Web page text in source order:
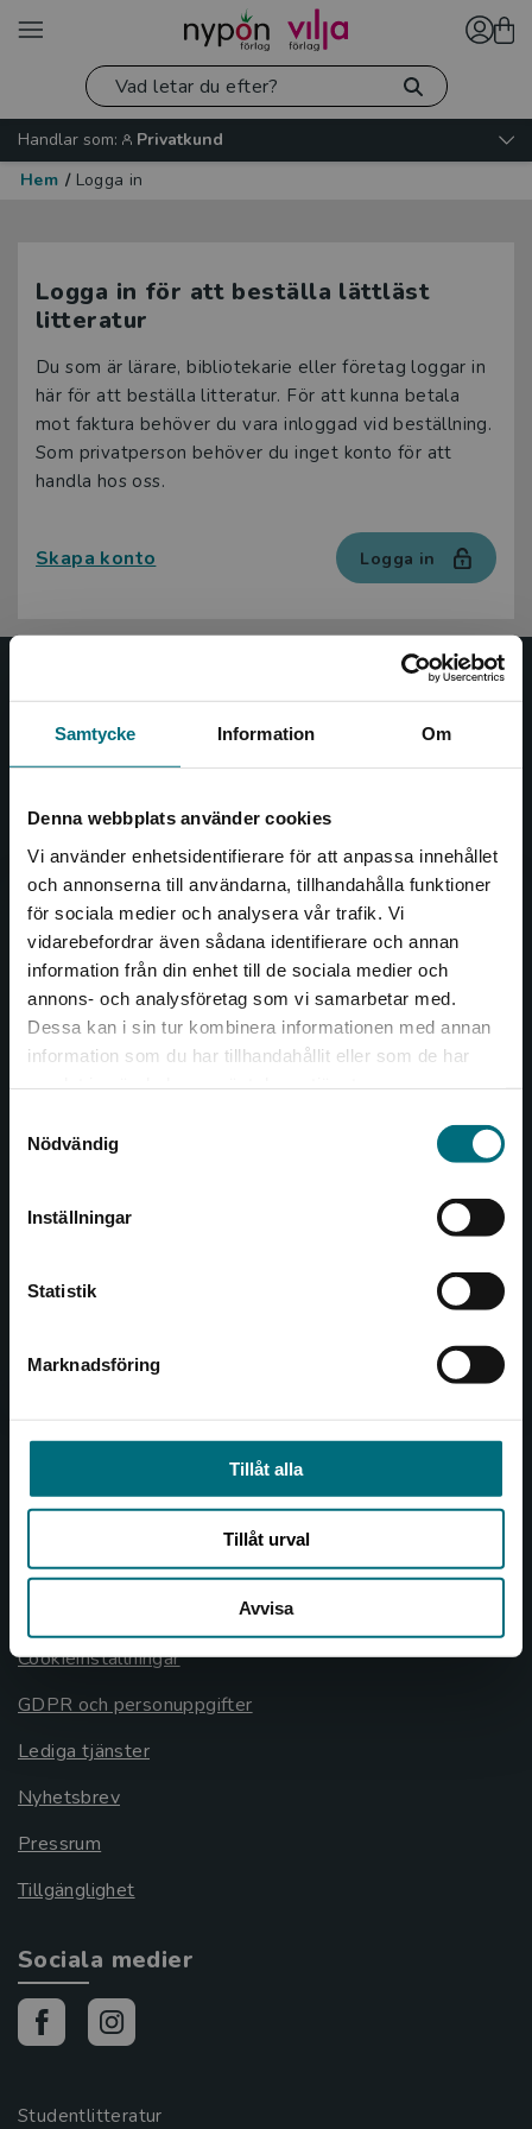
Samtycke Information Om
Denna webbplats använder cookies
Vi använder enhetsidentifierare för att anpassa innehållet
och annonserna till användarna, tillhandahålla funktioner
för sociala medier och analysera vår trafik. Vi
vidarebefordrar även sådana identifierare och annan
information från din enhet till de sociala medier och
annons- och analysföretag som vi samarbetar med.
Dessa kan i sin tur kombinera informationen med annan
information som du har tillhandahållit eller som de har
Nödvändig
Inställningar
Statistik
Marknadsföring
Tillåt alla
Tillåt urval
Avvisa
Begränsad fraktregion
Det verkar som att du besöker
Sverige. För att kunna slutföra ett köp måste
Handlar som:
Privatkund
Hem / Logga in
Logga in för att beställa lättläst
litteratur
Du som är lärare, bibliotekarie eller företag loggar in
här för att beställa litteratur. För att kunna betala
mot faktura behöver du vara inloggad vid beställning.
Som privatperson behöver du inget konto för att
handla hos oss.
Skapa konto Logga in
Nypon och Vilja
Nypon och Vilja förlag ger ut böcker som väcker läslust
såväl barn som vuxna.
Nypon och Vilja förlag är en del av Studentlitteratur.
Kontakta oss
Kontakta oss
046-31 20 00
Box 141
Besöksadress:
Åkergränden 1
Kontakta kundservice
Köpvillkor
Allmänna länkar
Om oss
Cookieinställningar
GDPR och personuppgifter
Lediga tjänster
Nyhetsbrev
Pressrum
Tillgänglighet
Sociala medier
Studentlitteratur